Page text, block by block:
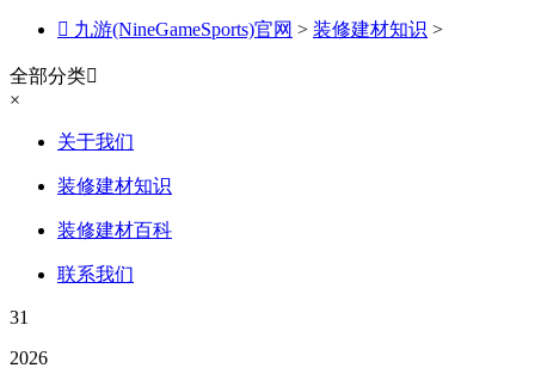
 九游(NineGameSports)官网 > 装修建材知识 >
全部分类
×
关于我们
装修建材知识
装修建材百科
联系我们
31
2026